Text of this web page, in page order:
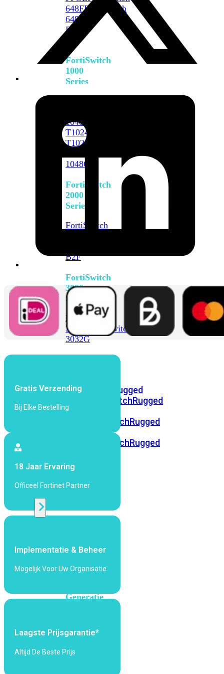
648FFortiSwitch
648F-
FPOE
FortiSwitch
1000
Series
1048E
T1024E
T1024F-
1048G
FortiSwitch
2000
Series
FortiSwitch
B2F
FortiSwitch
3000
Series
FortiSwitch
3032E
FortiSwitch
3032G
FortiSwitchRugged
FortiSwitchRugged
112F-
FortiSwitchRugged
FortiSwitchRugged
POE
Points
bekijken
Wi-
Generatie
5Wi-
Fi
Gratis Verzending
Bij Elke Bestelling
18 Jaar Ervaring
Officeel Fortinet Partner
Implementatie & Beheer
Mogelijk Voor Uw Organisatie
Laagste Prijsgarantie*
Altijd De Beste Prijs